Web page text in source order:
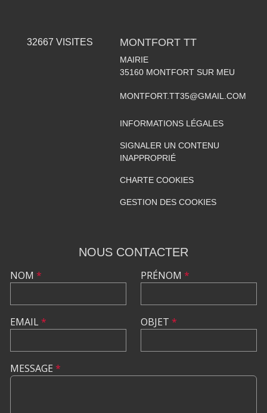
32667 VISITES MONTFORT TT
MAIRIE
35160 MONTFORT SUR MEU
MONTFORT.TT35@GMAIL.COM
INFORMATIONS LÉGALES
SIGNALER UN CONTENU
INAPPROPRIÉ
CHARTE COOKIES
GESTION DES COOKIES
NOUS CONTACTER
NOM *
EMAIL*
PRÉNOM *
OBJET *
MESSAGE *